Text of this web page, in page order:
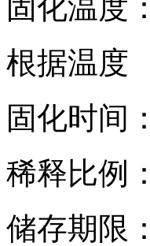
固化温度
根据温度
固化时间
稀释比例
储存期限